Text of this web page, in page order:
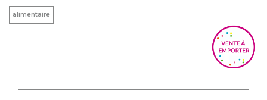
alimentaire